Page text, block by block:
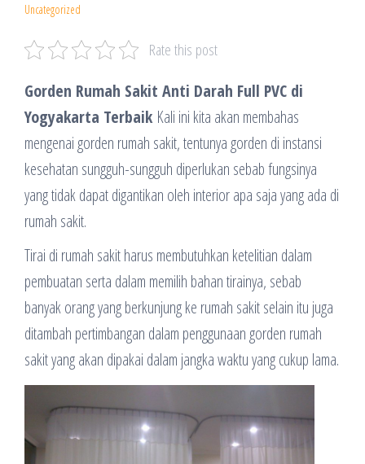
Uncategorized
Rate this post
Gorden Rumah Sakit Anti Darah Full PVC di
Yogyakarta Terbaik Kali ini kita akan membahas
mengenai gorden rumah sakit, tentunya gorden di instansi
kesehatan sungguh-sungguh diperlukan sebab fungsinya
yang tidak dapat digantikan oleh interior apa saja yang ada di
rumah sakit.
Tirai di rumah sakit harus membutuhkan ketelitian dalam
pembuatan serta dalam memilih bahan tirainya, sebab
banyak orang yang berkunjung ke rumah sakit selain itu juga
ditambah pertimbangan dalam penggunaan gorden rumah
sakit yang akan dipakai dalam jangka waktu yang cukup lama.